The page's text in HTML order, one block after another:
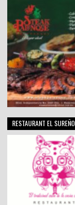
RESTAURANT EL SUREÑO